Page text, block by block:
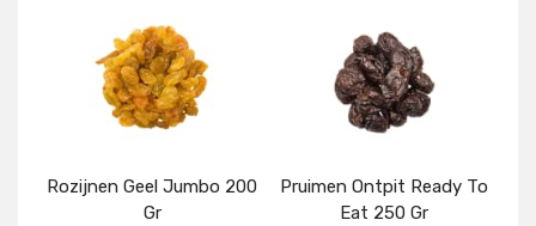
Details Details
Rozijnen Geel Jumbo 200
Gr
Pruimen Ontpit Ready To
Eat 250 Gr